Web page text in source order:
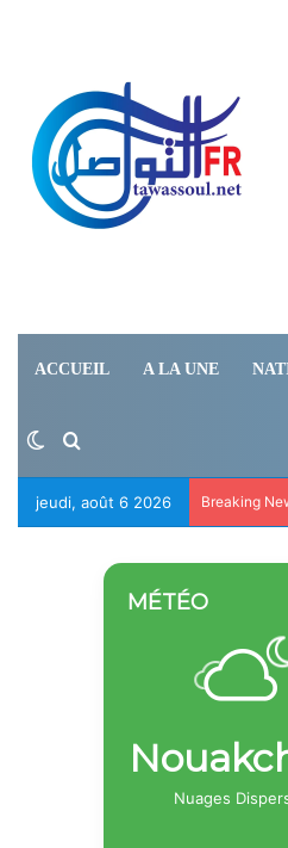
ACCUEIL A LA UNE
Switch skin
Rechercher
jeudi, août 6 2026 Breaking
MÉTÉO
Nuages